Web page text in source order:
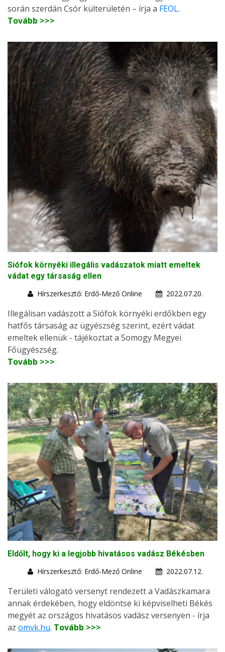
során szerdán Csór külterületén – írja a FEOL.
Tovább >>>
Siófok környéki illegális vadászatok miatt emeltek
vádat egy társaság ellen
Hírszerkesztő: Erdő-Mező Online
2022.07.20.
Illegálisan vadászott a Siófok környéki erdőkben egy
hatfős társaság az ügyészség szerint, ezért vádat
emeltek ellenük - tájékoztat a Somogy Megyei
Főügyészség.
Tovább >>>
Eldőlt, hogy ki a legjobb hivatásos vadász Békésben
Hírszerkesztő: Erdő-Mező Online
2022.07.12.
Területi válogató versenyt rendezett a Vadászkamara
annak érdekében, hogy eldöntse ki képviselheti Békés
megyét az országos hivatásos vadász versenyen - írja
az omvk.hu. Tovább >>>